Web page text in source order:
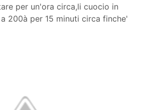
per un'ora circa,li cuocio in
200à per 15 minuti circa finche'